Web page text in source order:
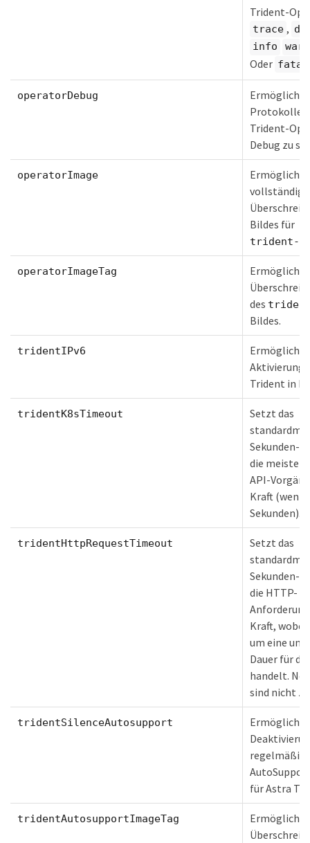
Trident-
trace ,
info
warn
Oder fatal
operatorDebug
Ermöglicht
Trident-
Debug zu
operatorImage
Ermöglicht
vollständige
Bildes für
trident-
operatorImageTag
Ermöglicht
des
Bildes.
tridentIPv6
Ermöglicht
Aktivierung
Trident in
tridentK8sTimeout
Setzt das
Sekunden-
die meisten
API-
Kraft (wenn
Sekunden).
tridentHttpRequestTimeout
Setzt das
Sekunden-
die HTTP-
Kraft, wobei
um eine
Dauer für
handelt.
sind nicht
tridentSilenceAutosupport
Ermöglicht
für Astra
tridentAutosupportImageTag
Ermöglicht